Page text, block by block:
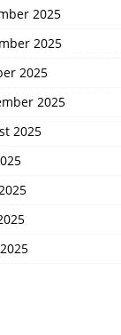
2025
2025
2025
2025
2025